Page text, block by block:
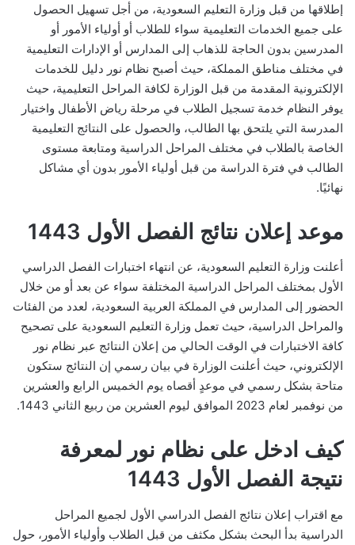
إطلاقها من قبل وزارة التعليم السعودية، من أجل تسهيل الحصول
على جميع الخدمات التعليمية سواء للطلاب أو أولياء الأمور أو
المدرسين بدون الحاجة للذهاب إلى المدارس أو الإدارات التعليمية
في مختلف مناطق المملكة، حيث أصبح نظام نور دليل للخدمات
الإلكترونية المقدمة من قبل الوزارة لكافة المراحل التعليمية، حيث
يوفر النظام خدمة تسجيل الطلاب في مرحلة رياض الأطفال واختيار
المدرسة التي يلتحق بها الطالب، والحصول على النتائج التعليمية
الخاصة بالطلاب في مختلف المراحل الدراسية ومتابعة مستوى
الطالب في فترة الدراسة من قبل أولياء الأمور بدون أي مشاكل
نهائيًا.
موعد إعلان نتائج الفصل الأول 1443
أعلنت وزارة التعليم السعودية، عن انتهاء اختبارات الفصل الدراسي
الأول بمختلف المراحل الدراسية المختلفة سواء عن بعد أو من خلال
الحضور إلى المدارس في المملكة العربية السعودية، لعدد من الفئات
والمراحل الدراسية، حيث تعمل وزارة التعليم السعودية على تصحيح
كافة الاختبارات في الوقت الحالي من إعلان النتائج عبر نظام نور
الإلكتروني، حيث أعلنت الوزارة في بيان رسمي إن النتائج ستكون
متاحة بشكل رسمي في موعدٍ أقصاه يوم الخميس الرابع والعشرين
من نوفمبر لعام 2023 الموافق ليوم العشرين من ربيع الثاني 1443.
كيف ادخل على نظام نور لمعرفة
نتيجة الفصل الأول 1443
مع اقتراب إعلان نتائج الفصل الدراسي الأول لجميع المراحل
الدراسية بدأ البحث بشكل مكثف من قبل الطلاب وأولياء الأمور، حول